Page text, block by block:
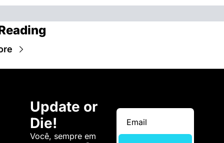
Update or
Die!
Você, sempre em